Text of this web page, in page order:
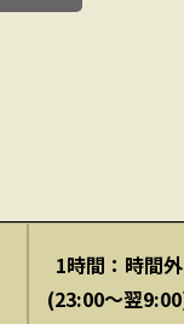
1時間：時間外
(23:00〜翌